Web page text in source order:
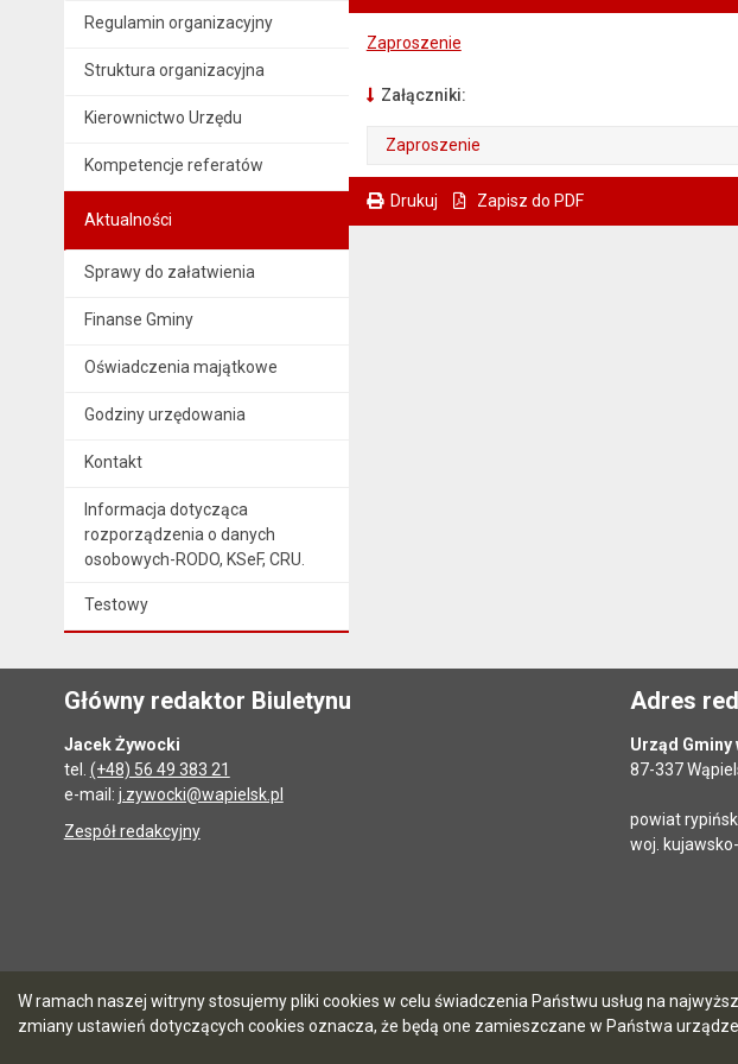
W ramach naszej witryny stosujemy pliki cookies w celu świadczenia Państwu usług na
zmiany ustawień dotyczących cookies oznacza, że będą one zamieszczane w Państwa
Regulamin organizacyjny
Struktura organizacyjna
Kierownictwo Urzędu
Kompetencje referatów
Aktualności
Sprawy do załatwienia
Finanse Gminy
Oświadczenia majątkowe
Godziny urzędowania
Kontakt
Informacja dotycząca
rozporządzenia o danych
osobowych-RODO, KSeF, CRU.
Testowy
Zaproszenie
Załączniki:
Zaproszenie
Drukuj Zapisz do PDF
Główny redaktor Biuletynu
Jacek Żywocki
tel. (+48) 56 49 383 21
e-mail: j.zywocki@wapielsk.pl
Zespół redakcyjny
Adres
Urząd Gminy
87-337
powiat
woj.
5.7.0 [90]